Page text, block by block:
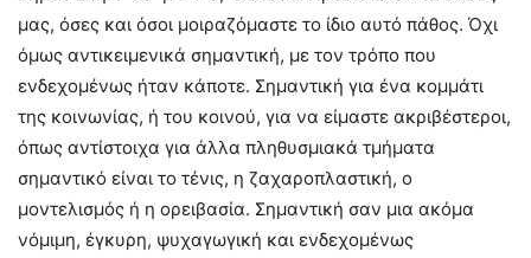
μας, όσες και όσοι μοιραζόμαστε το ίδιο αυτό πάθος. Όχι
όμως αντικειμενικά σημαντική, με τον τρόπο που
ενδεχομένως ήταν κάποτε. Σημαντική για ένα κομμάτι
της κοινωνίας, ή του κοινού, για να είμαστε ακριβέστεροι,
όπως αντίστοιχα για άλλα πληθυσμιακά τμήματα
σημαντικό είναι το τένις, η ζαχαροπλαστική, ο
μοντελισμός ή η ορειβασία. Σημαντική σαν μια ακόμα
νόμιμη, έγκυρη, ψυχαγωγική και ενδεχομένως